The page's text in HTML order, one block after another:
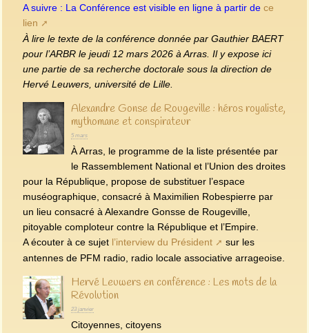
A suivre : La Conférence est visible en ligne à partir de ce
lien
À lire le texte de la conférence donnée par Gauthier BAERT
pour l’ARBR le jeudi 12 mars 2026 à Arras. Il y expose ici
une partie de sa recherche doctorale sous la direction de
Hervé Leuwers, université de Lille.
Alexandre Gonse de Rougeville : héros royaliste,
mythomane et conspirateur
5 mars
À Arras, le programme de la liste présentée par
le Rassemblement National et l’Union des droites
pour la République, propose de substituer l’espace
muséographique, consacré à Maximilien Robespierre par
un lieu consacré à Alexandre Gonsse de Rougeville,
pitoyable comploteur contre la République et l’Empire.
A écouter à ce sujet l’interview du Président
sur les
antennes de PFM radio, radio locale associative arrageoise.
Hervé Leuwers en conférence : Les mots de la
Révolution
23 janvier
Citoyennes, citoyens